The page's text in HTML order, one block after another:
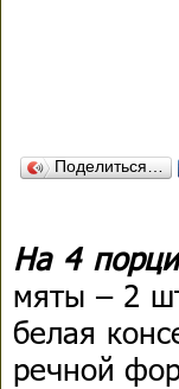
Поделиться…
На 4
мяты – 2
белая
речной